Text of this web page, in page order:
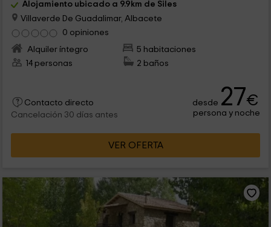
Alojamiento ubicado a 9.9km de Siles
Villaverde De Guadalimar, Albacete
0 opiniones
Alquiler íntegro
5 habitaciones
14 personas
2 baños
Contacto directo
Cancelación 30 días antes
desde 27€
persona y noche
VER OFERTA